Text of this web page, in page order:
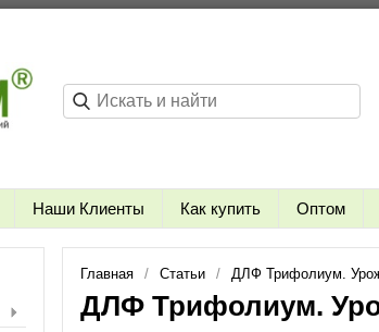
Наши Клиенты Как купить Оптом
Главная Статьи ДЛФ Трифолиум.
ДЛФ Трифолиум.